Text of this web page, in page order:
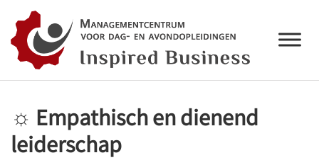
☼ Empathisch en dienend
leiderschap